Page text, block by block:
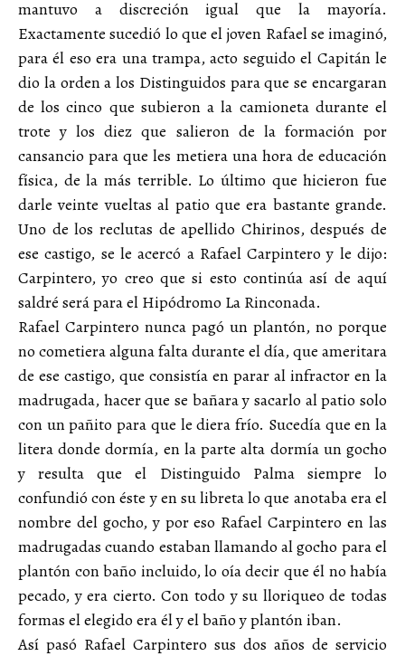
mantuvo a discreción igual que la mayoría.
Exactamente sucedió lo que el joven Rafael se imaginó,
para él eso era una trampa, acto seguido el Capitán le
dio la orden a los Distinguidos para que se encargaran
de los cinco que subieron a la camioneta durante el
trote y los diez que salieron de la formación por
cansancio para que les metiera una hora de educación
física, de la más terrible. Lo último que hicieron fue
darle veinte vueltas al patio que era bastante grande.
Uno de los reclutas de apellido Chirinos, después de
ese castigo, se le acercó a Rafael Carpintero y le dijo:
Carpintero, yo creo que si esto continúa así de aquí
saldré será para el Hipódromo La Rinconada.
Rafael Carpintero nunca pagó un plantón, no porque
no cometiera alguna falta durante el día, que ameritara
de ese castigo, que consistía en parar al infractor en la
madrugada, hacer que se bañara y sacarlo al patio solo
con un pañito para que le diera frío. Sucedía que en la
litera donde dormía, en la parte alta dormía un gocho
y resulta que el Distinguido Palma siempre lo
confundió con éste y en su libreta lo que anotaba era el
nombre del gocho, y por eso Rafael Carpintero en las
madrugadas cuando estaban llamando al gocho para el
plantón con baño incluido, lo oía decir que él no había
pecado, y era cierto. Con todo y su lloriqueo de todas
formas el elegido era él y el baño y plantón iban.
Así pasó Rafael Carpintero sus dos años de servicio